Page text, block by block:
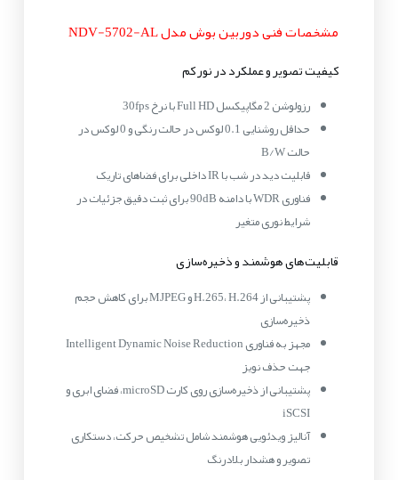
مشخصات فنی دوربین بوش مدل NDV-5702-AL
کیفیت تصویر و عملکرد در نور کم
رزولوشن 2 مگاپیکسل Full HD با نرخ 30fps
حداقل روشنایی 0.1 لوکس در حالت رنگی و 0 لوکس در
حالت B/W
قابلیت دید در شب با IR داخلی برای فضاهای تاریک
فناوری WDR با دامنه 90dB برای ثبت دقیق جزئیات در
شرایط نوری متغیر
قابلیت‌های هوشمند و ذخیره‌سازی
پشتیبانی از H.265، H.264 و MJPEG برای کاهش حجم
ذخیره‌سازی
مجهز به فناوری Intelligent Dynamic Noise Reduction
جهت حذف نویز
پشتیبانی از ذخیره‌سازی روی کارت microSD، فضای ابری و
iSCSI
آنالیز ویدئویی هوشمند شامل تشخیص حرکت، دستکاری
تصویر و هشدار بلادرنگ